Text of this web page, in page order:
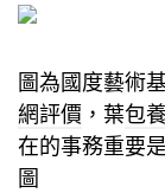
圖為國度藝術
網評價 ，葉包
在的事務重要
圖